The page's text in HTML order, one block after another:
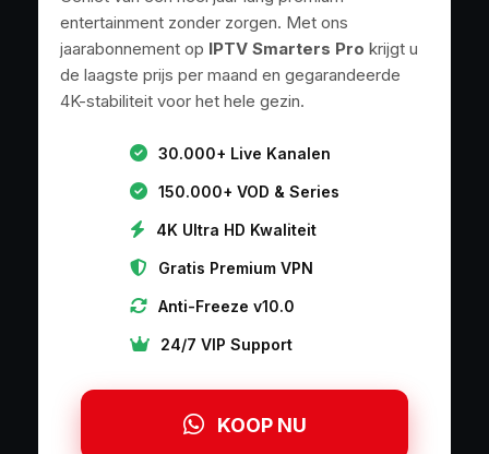
entertainment zonder zorgen. Met ons
jaarabonnement op IPTV Smarters Pro krijgt u
de laagste prijs per maand en gegarandeerde
4K-stabiliteit voor het hele gezin.
30.000+ Live Kanalen
150.000+ VOD & Series
4K Ultra HD Kwaliteit
Gratis Premium VPN
Anti-Freeze v10.0
24/7 VIP Support
KOOP NU